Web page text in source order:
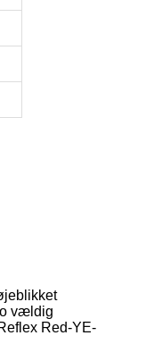
vældig
Red-YE-